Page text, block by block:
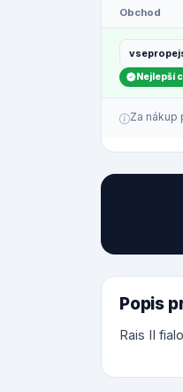
Obchod
Nejlepší
Za nákup
Popis
Rais II